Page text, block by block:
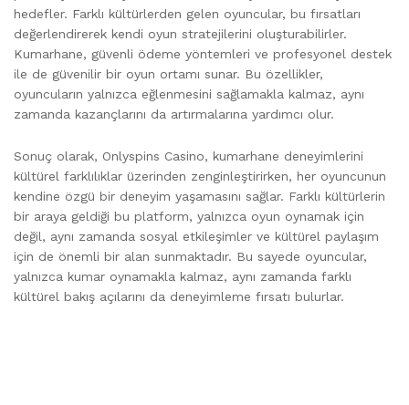
hedefler. Farklı kültürlerden gelen oyuncular, bu fırsatları
değerlendirerek kendi oyun stratejilerini oluşturabilirler.
Kumarhane, güvenli ödeme yöntemleri ve profesyonel destek
ile de güvenilir bir oyun ortamı sunar. Bu özellikler,
oyuncuların yalnızca eğlenmesini sağlamakla kalmaz, aynı
zamanda kazançlarını da artırmalarına yardımcı olur.
Sonuç olarak, Onlyspins Casino, kumarhane deneyimlerini
kültürel farklılıklar üzerinden zenginleştirirken, her oyuncunun
kendine özgü bir deneyim yaşamasını sağlar. Farklı kültürlerin
bir araya geldiği bu platform, yalnızca oyun oynamak için
değil, aynı zamanda sosyal etkileşimler ve kültürel paylaşım
için de önemli bir alan sunmaktadır. Bu sayede oyuncular,
yalnızca kumar oynamakla kalmaz, aynı zamanda farklı
kültürel bakış açılarını da deneyimleme fırsatı bulurlar.